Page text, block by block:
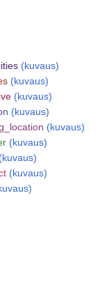
(kuvaus)
(kuvaus)
(kuvaus)
(kuvaus)
(kuvaus)
(kuvaus)
(kuvaus)
(kuvaus)